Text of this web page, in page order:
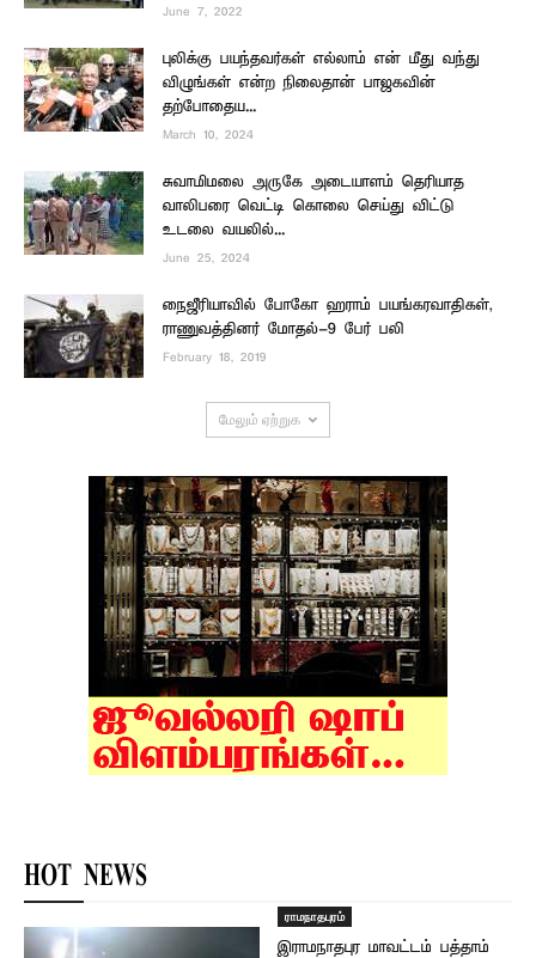
June 7, 2022
புலிக்கு பயந்தவர்கள் எல்லாம் என் மீது வந்து
விழுங்கள் என்ற நிலைதான் பாஜகவின்
தற்போதைய...
March 10, 2024
சுவாமிமலை அருகே அடையாளம் தெரியாத
வாலிபரை வெட்டி கொலை செய்து விட்டு
உடலை வயலில்...
June 25, 2024
நைஜீரியாவில் போகோ ஹராம் பயங்கரவாதிகள்,
ராணுவத்தினர் மோதல்-9 பேர் பலி
February 18, 2019
மேலும் ஏற்றுக
HOT NEWS
ராமநாதபுரம்
இராமநாதபுர மாவட்டம் பத்தாம்